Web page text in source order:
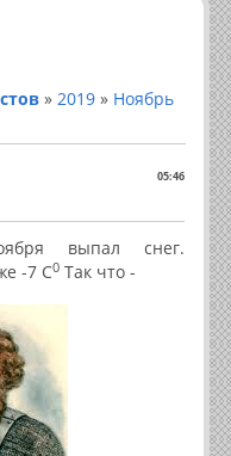
» 2019 » Ноябрь
05:46
выпал снег.
-7 С0 Так что -